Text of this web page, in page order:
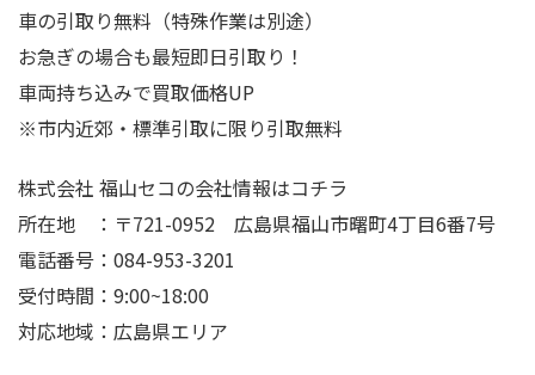
車の引取り無料（特殊作業は別途）
お急ぎの場合も最短即日引取り！
車両持ち込みで買取価格UP
※市内近郊・標準引取に限り引取無料
株式会社 福山セコの会社情報はコチラ
所在地 ：〒721-0952 広島県福山市曙町4丁目6番7号
電話番号：084-953-3201
受付時間：9:00~18:00
対応地域：広島県エリア